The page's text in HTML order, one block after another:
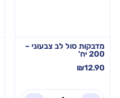
מדבקות סול לב צבעוני –
200 יח'
₪12.90